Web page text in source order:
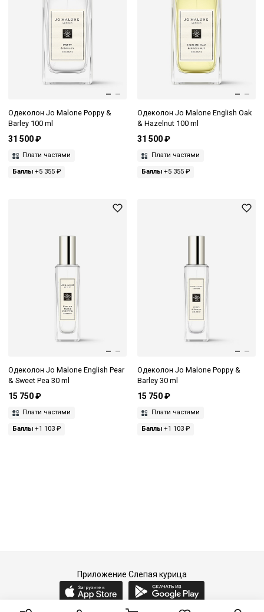
Одеколон Jo Malone Poppy &
Barley 100 ml
31 500 ₽
Плати частями
Баллы +5 355 ₽
Одеколон Jo Malone English Oak
& Hazelnut 100 ml
31 500 ₽
Плати частями
Баллы+5 355 ₽
Одеколон Jo Malone English Pear
& Sweet Pea 30 ml
15 750 ₽
Плати частями
Баллы +1 103 ₽
Одеколон Jo Malone Poppy &
Barley 30 ml
15 750 ₽
Плати частями
Баллы+1 103 ₽
Приложение Слепая курица